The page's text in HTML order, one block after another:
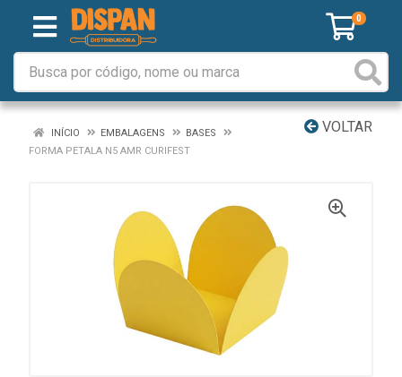
0
VOLTAR
INÍCIO EMBALAGENS
BASES
FORMA PETALA N5 AMR CURIFEST